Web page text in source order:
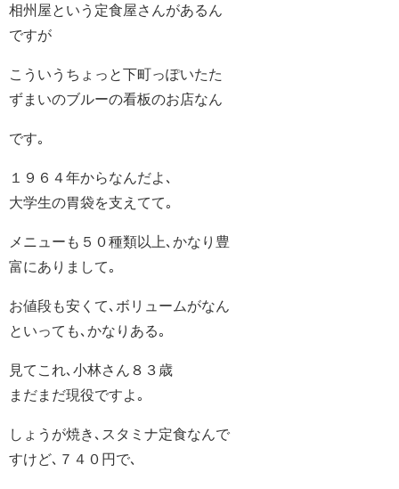
相州屋という定食屋さんがあるん
ですが
こういうちょっと下町っぽいたた
ずまいのブルーの看板のお店なん
です｡
１９６４年からなんだよ､
大学生の胃袋を支えてて｡
メニューも５０種類以上､かなり豊
富にありまして｡
お値段も安くて､ボリュームがなん
といっても､かなりある｡
見てこれ､小林さん８３歳
まだまだ現役ですよ｡
しょうが焼き､スタミナ定食なんで
すけど､７４０円で､